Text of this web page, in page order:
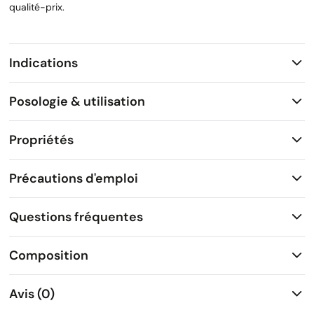
qualité-prix.
Indications
Posologie & utilisation
Propriétés
Précautions d'emploi
Questions fréquentes
Composition
Avis (0)